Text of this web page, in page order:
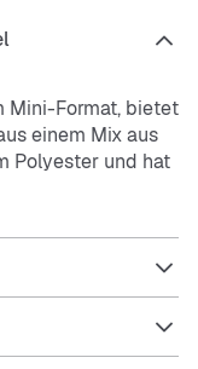
Mini-Format, bietet
einem Mix aus
Polyester und hat
Passform.